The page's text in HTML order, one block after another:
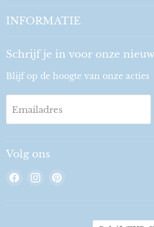
INFORMATIE
Schrijf je in voor onze
Blijf op de hoogte van onze acties
Emailadres
Volg ons
Vind
Vind